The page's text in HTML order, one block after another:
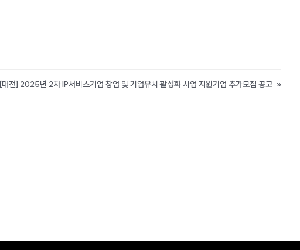
[대전] 2025년 2차 IP서비스기업 창업 및 기업유치 활성화 사업 지원기업 추가모집 공고 »